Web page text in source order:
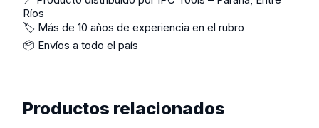
Ríos
🏷️ Más de 10 años de experiencia en el rubro
📦 Envíos a todo el país
Productos relacionados